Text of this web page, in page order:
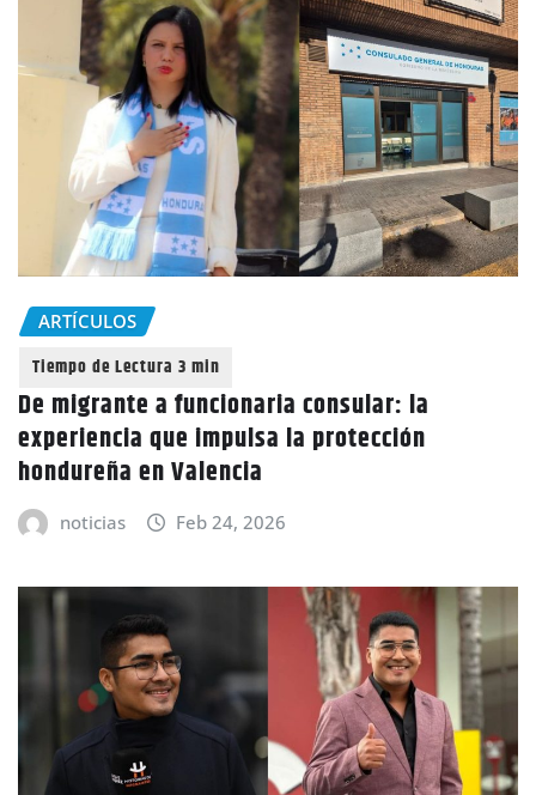
ARTÍCULOS
De migrante a funcionaria consular: la
experiencia que impulsa la protección
hondureña en Valencia
noticias Feb 24, 2026